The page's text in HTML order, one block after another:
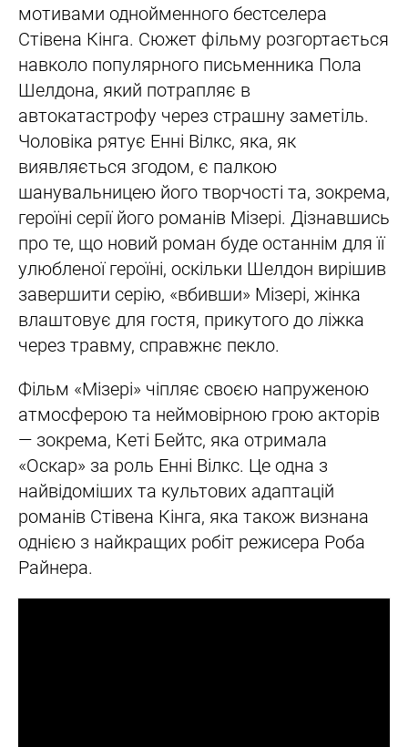
мотивами однойменного бестселера
Стівена Кінга. Сюжет фільму розгортається
навколо популярного письменника Пола
Шелдона, який потрапляє в
автокатастрофу через страшну заметіль.
Чоловіка рятує Енні Вілкс, яка, як
виявляється згодом, є палкою
шанувальницею його творчості та, зокрема,
героїні серії його романів Мізері. Дізнавшись
про те, що новий роман буде останнім для її
улюбленої героїні, оскільки Шелдон вирішив
завершити серію, «вбивши» Мізері, жінка
влаштовує для гостя, прикутого до ліжка
через травму, справжнє пекло.
Фільм «Мізері» чіпляє своєю напруженою
атмосферою та неймовірною грою акторів
— зокрема, Кеті Бейтс, яка отримала
«Оскар» за роль Енні Вілкс. Це одна з
найвідоміших та культових адаптацій
романів Стівена Кінга, яка також визнана
однією з найкращих робіт режисера Роба
Райнера.